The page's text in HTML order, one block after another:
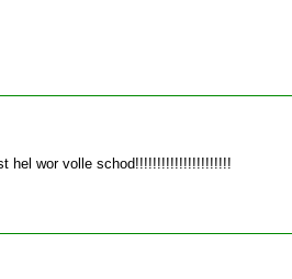
hel wor volle schod!!!!!!!!!!!!!!!!!!!!!!